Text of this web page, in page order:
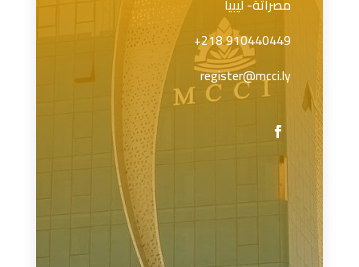
مصراتة- ليبيا
910440449 218+
register@mcci.ly